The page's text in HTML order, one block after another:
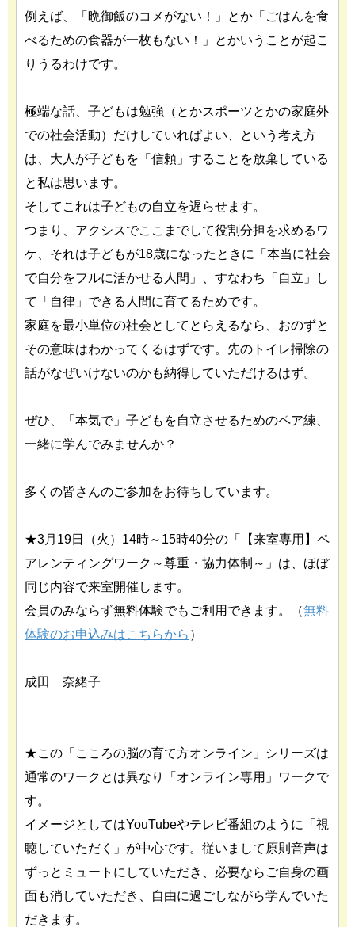
例えば、「晩御飯のコメがない！」とか「ごはんを食
べるための食器が一枚もない！」とかいうことが起こ
りうるわけです。
極端な話、子どもは勉強（とかスポーツとかの家庭外
での社会活動）だけしていればよい、という考え方
は、大人が子どもを「信頼」することを放棄している
と私は思います。
そしてこれは子どもの自立を遅らせます。
つまり、アクシスでここまでして役割分担を求めるワ
ケ、それは子どもが18歳になったときに「本当に社会
で自分をフルに活かせる人間」、すなわち「自立」し
て「自律」できる人間に育てるためです。
家庭を最小単位の社会としてとらえるなら、おのずと
その意味はわかってくるはずです。先のトイレ掃除の
話がなぜいけないのかも納得していただけるはず。
ぜひ、「本気で」子どもを自立させるためのペア練、
一緒に学んでみませんか？
多くの皆さんのご参加をお待ちしています。
★3月19日（火）14時～15時40分の「【来室専用】ペ
アレンティングワーク～尊重・協力体制～」は、ほぼ
同じ内容で来室開催します。
会員のみならず無料体験でもご利用できます。（無料
体験のお申込みはこちらから ）
成田 奈緒子
★この「こころの脳の育て方オンライン」シリーズは
通常のワークとは異なり「オンライン専用」ワークで
す。
イメージとしてはYouTubeやテレビ番組のように「視
聴していただく」が中心です。従いまして原則音声は
ずっとミュートにしていただき、必要ならご自身の画
面も消していただき、自由に過ごしながら学んでいた
だきます。